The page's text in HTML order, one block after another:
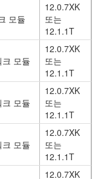
모듈
12.0.7XK
또는
12.1.1T
모듈
12.0.7XK
또는
12.1.1T
모듈
12.0.7XK
또는
12.1.1T
모듈
12.0.7XK
또는
12.1.1T
12.0.7XK